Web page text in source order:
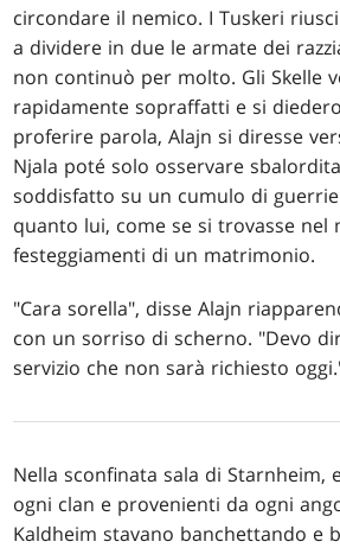
circondare il nemico. I Tuskeri
a dividere in due le armate dei
non continuò per molto. Gli Skelle
rapidamente sopraffatti e si
proferire parola, Alajn si diresse
Njala poté solo osservare
soddisfatto su un cumulo di
quanto lui, come se si trovasse nel
festeggiamenti di un matrimonio.
"Cara sorella", disse Alajn
con un sorriso di scherno. "Devo
servizio che non sarà richiesto
Nella sconfinata sala di Starnheim,
ogni clan e provenienti da ogni
Kaldheim stavano banchettando e